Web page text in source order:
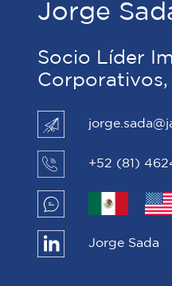
Jorge
Socio Líder
Corporativos,
+52 (81)
Jorge Sada